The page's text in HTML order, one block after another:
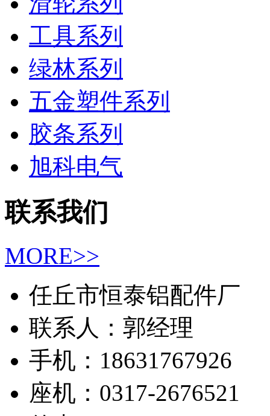
工具系列
绿林系列
五金塑件系列
胶条系列
旭科电气
联系我们
MORE>>
任丘市恒泰铝配件厂
联系人：郭经理
手机：18631767926
座机：0317-2676521